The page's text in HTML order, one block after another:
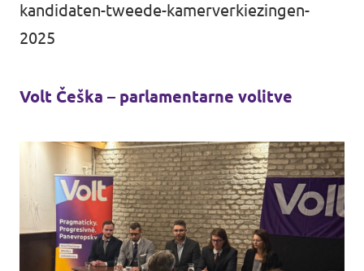
kandidaten-tweede-kamerverkiezingen-
2025
Volt Češka – parlamentarne volitve